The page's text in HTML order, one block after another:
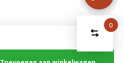
0
Vergelijk
producten
Start